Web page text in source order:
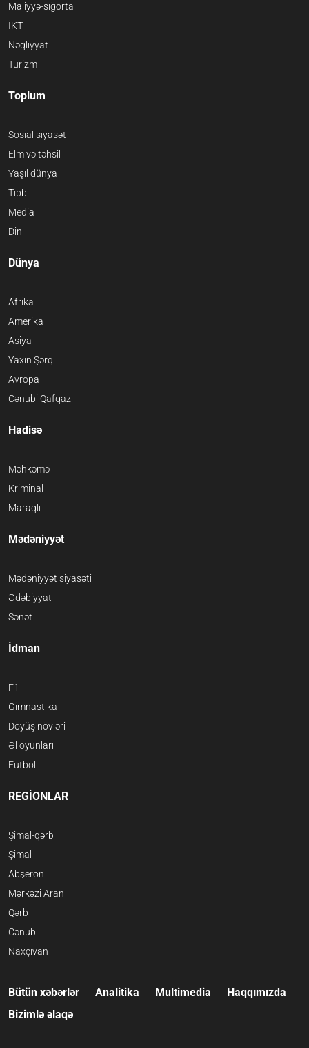
Maliyyə-sığorta
İKT
Nəqliyyat
Turizm
Toplum
Sosial siyasət
Elm və təhsil
Yaşıl dünya
Tibb
Media
Din
Dünya
Afrika
Amerika
Asiya
Yaxın Şərq
Avropa
Cənubi Qafqaz
Hadisə
Məhkəmə
Kriminal
Maraqlı
Mədəniyyət
Mədəniyyət siyasəti
Ədəbiyyat
Sənət
İdman
F1
Gimnastika
Döyüş növləri
Əl oyunları
Futbol
REGİONLAR
Şimal-qərb
Şimal
Abşeron
Mərkəzi Aran
Qərb
Cənub
Naxçıvan
Bütün xəbərlər Analitika Multimedia
Haqqımızda
Bizimlə əlaqə